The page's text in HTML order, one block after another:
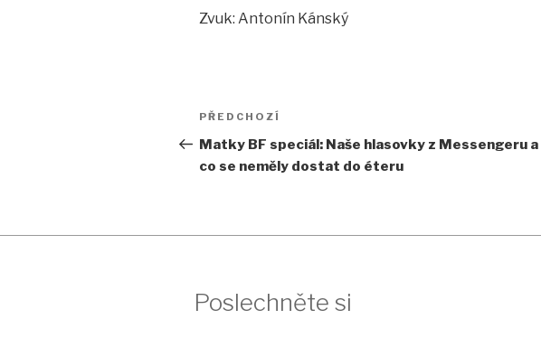
Zvuk: Antonín Kánský
Navigace
pro
příspěvek
Předchozí
příspěvek
PŘEDCHOZÍ
Matky BF speciál: Naše hlasovky z Messengeru
co se neměly dostat do éteru
Poslechněte si